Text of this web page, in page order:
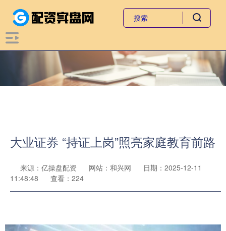
大业证券 “持证上岗”照亮家庭教育前路
来源：亿操盘配资 网站：和兴网
日期：2025-12-11
11:48:48
查看：224